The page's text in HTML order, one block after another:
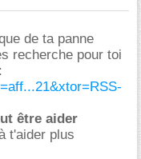
de ta panne
recherche pour toi
être aider
t'aider plus